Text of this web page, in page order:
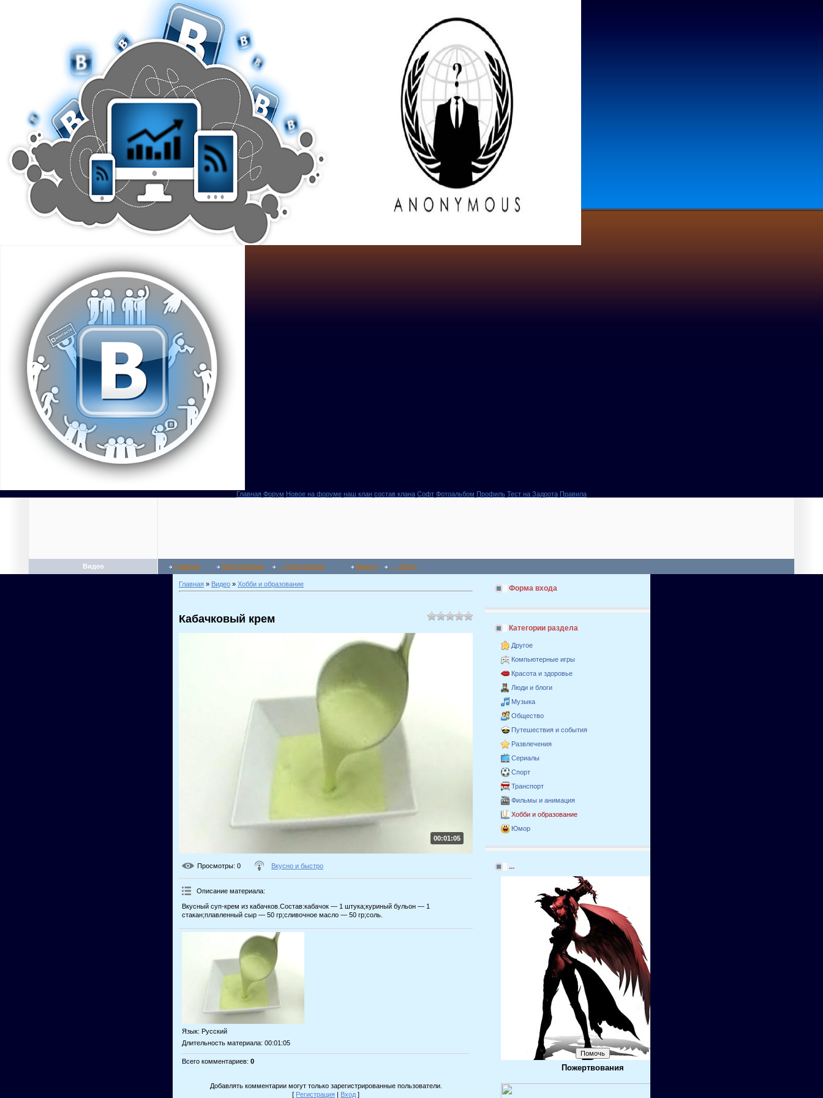
Главная Форум Новое на форуме наш клан состав клана Софт Фотоальбом Профиль Тест на Задрота Правила
Видео Главная Мой профиль Регистрация Выход Вход
Главная » Видео » Хобби и образование
Кабачковый крем
00:01:05
Просмотры: 0 Вкусно и быстро
Описание материала:
Вкусный суп-крем из кабачков.Состав:кабачок — 1 штука;куриный бульон — 1
стакан;плавленный сыр — 50 гр;сливочное масло — 50 гр;соль.
Язык: Русский
Длительность материала: 00:01:05
Всего комментариев: 0
Добавлять комментарии могут только зарегистрированные пользователи.
[ Регистрация | Вход ]
Форма входа
Категории раздела
Другое
Компьютерные игры
Красота и здоровье
Люди и блоги
Музыка
Общество
Путешествия и события
Развлечения
Сериалы
Спорт
Транспорт
Фильмы и анимация
Хобби и образование
Юмор
...
Пожертвования